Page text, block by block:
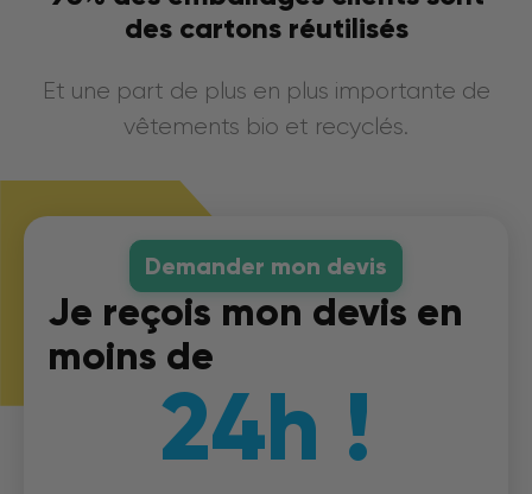
des cartons réutilisés
Et une part de plus en plus importante de
vêtements bio et recyclés.
Demander mon devis
24h !
Je reçois mon devis en
moins de